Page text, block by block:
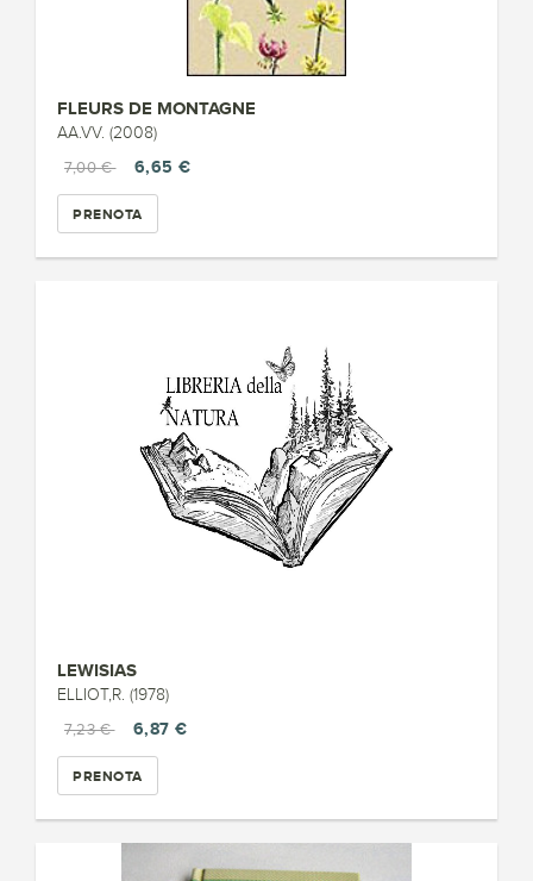
FLEURS DE MONTAGNE
AA.VV. (2008)
7,00 €
6,65 €
PRENOTA
LEWISIAS
ELLIOT,R. (1978)
7,23 €
6,87 €
PRENOTA